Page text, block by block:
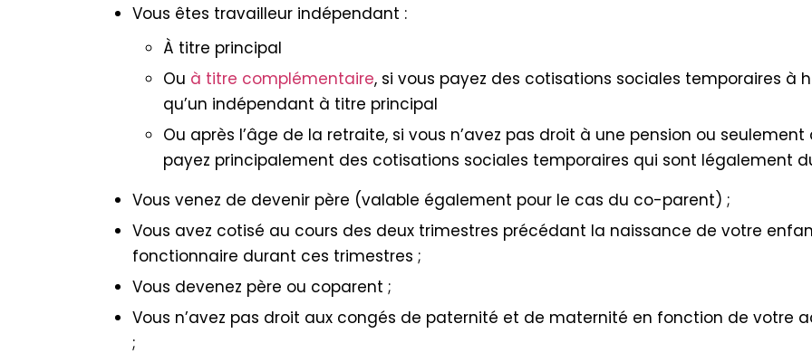
Vous êtes travailleur indépendant :
À titre principal
Ou à titre complémentaire, si vous payez des cotisations sociales temporaires
qu’un indépendant à titre principal
Ou après l’âge de la retraite, si vous n’avez pas droit à une pension ou
payez principalement des cotisations sociales temporaires qui sont légalement
Vous venez de devenir père (valable également pour le cas du co-parent) ;
Vous avez cotisé au cours des deux trimestres précédant la naissance de votre
fonctionnaire durant ces trimestres ;
Vous devenez père ou coparent ;
Vous n’avez pas droit aux congés de paternité et de maternité en fonction de votre
;